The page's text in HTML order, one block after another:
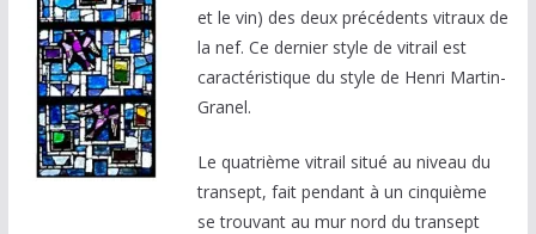
et le vin) des deux précédents vitraux de
la nef. Ce dernier style de vitrail est
caractéristique du style de Henri Martin-
Granel.
Le quatrième vitrail situé au niveau du
transept, fait pendant à un cinquième
se trouvant au mur nord du transept